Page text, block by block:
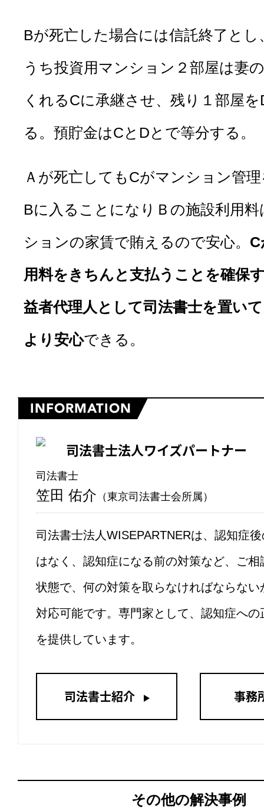
Bが死亡した場合には信託終了とし
うち投資用マンション２部屋は妻
くれるCに承継させ、残り１部屋
る。預貯金はCとDとで等分する。
Ａが死亡してもCがマンション管
Bに入ることになりＢの施設利用
ションの家賃で賄えるので安心。
用料をきちんと支払うことを確保
益者代理人として司法書士を置い
より安心できる。
INFORMATION
司法書士法人ワイズパートナー
司法書士
笠田 佑介 （東京司法書士会所属）
司法書士法人WISEPARTNERは、認知症
はなく、認知症になる前の対策など、ご相
状態で、何の対策を取らなければならない
対応可能です。専門家として、認知症への
を提供しています。
司法書士紹介 事務
その他の解決事例